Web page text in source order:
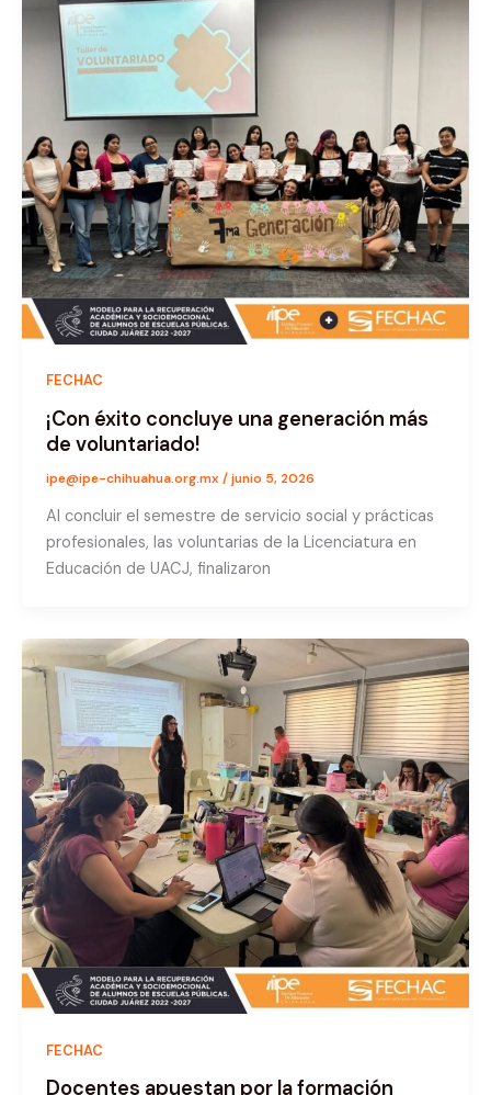
FECHAC
¡Con éxito concluye una generación más
de voluntariado!
ipe@ipe-chihuahua.org.mx /junio 5, 2026
Al concluir el semestre de servicio social y prácticas
profesionales, las voluntarias de la Licenciatura en
Educación de UACJ, finalizaron
FECHAC
Docentes apuestan por la formación